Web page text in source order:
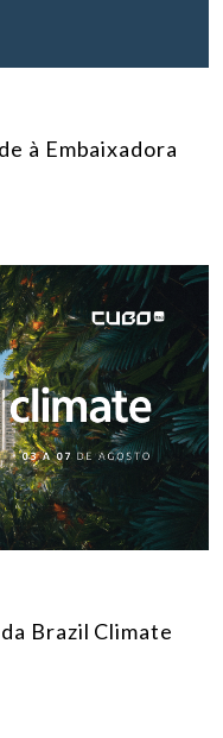
à Embaixadora
Brazil Climate